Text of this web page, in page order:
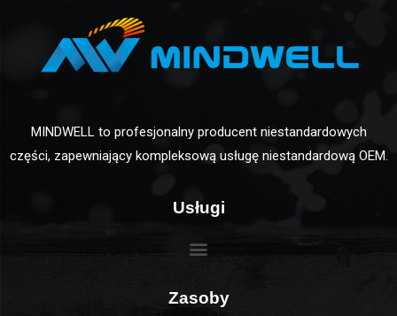
MINDWELL to profesjonalny producent niestandardowych
części, zapewniający kompleksową usługę niestandardową OEM.
Usługi
Zasoby